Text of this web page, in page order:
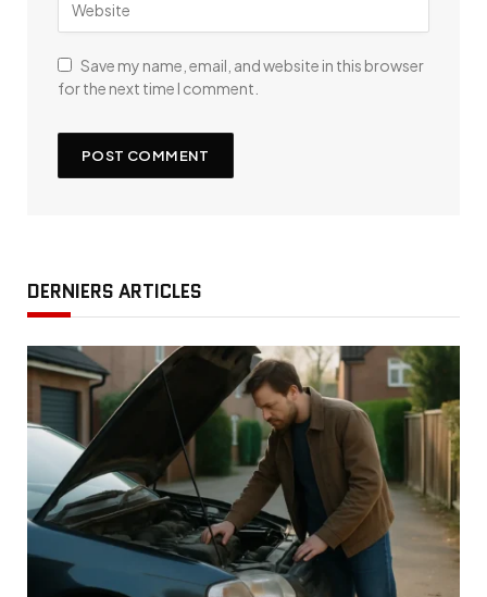
Save my name, email, and website in this browser
for the next time I comment.
DERNIERS ARTICLES